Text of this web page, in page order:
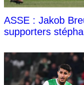
ASSE : Jakob
supporters